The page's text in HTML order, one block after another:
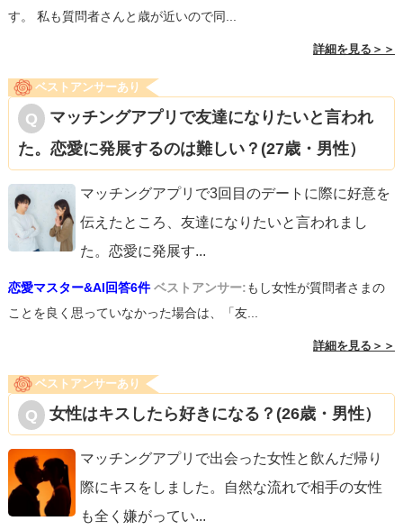
す。 私も質問者さんと歳が近いので同...
詳細を見る＞＞
ベストアンサーあり
マッチングアプリで友達になりたいと言われ
た。恋愛に発展するのは難しい？(27歳・男性）
マッチングアプリで3回目のデートに際に好意を
伝えたところ、友達になりたいと言われまし
た。恋愛に発展す...
恋愛マスター&AI回答6件 ベストアンサー:もし女性が質問者さまの
ことを良く思っていなかった場合は、「友...
詳細を見る＞＞
ベストアンサーあり
女性はキスしたら好きになる？(26歳・男性）
マッチングアプリで出会った女性と飲んだ帰り
際にキスをしました。自然な流れで相手の女性
も全く嫌がってい...